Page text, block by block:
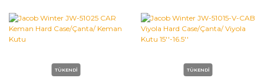
TÜKENDİ TÜKENDİ